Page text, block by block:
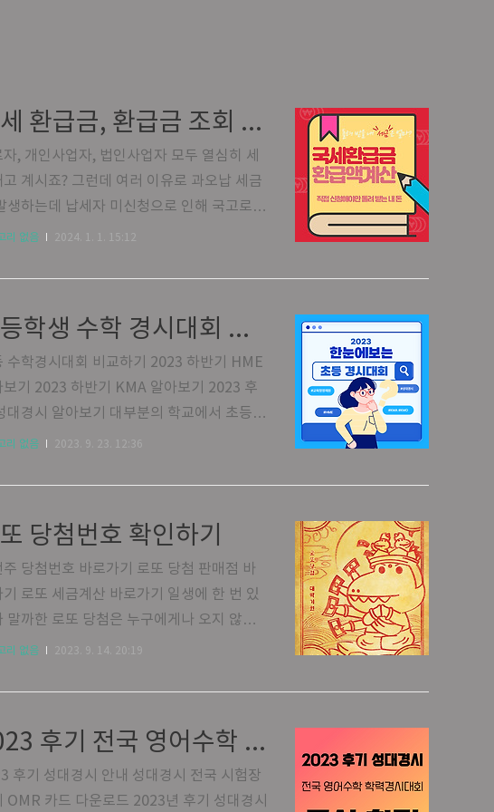
국세 환급금, 환급금 조회 총정리
자, 개인사업자, 법인사업자 모두 열심히 세
고 계시죠? 그런데 여러 이유로 과오납 세금
생하는데 납세자 미신청으로 인해 국고로
되는 세금이 매년 수천억을 넘는다고 합니
습니다. 세금을 덜 내게 되면 국가에서 끝까
도 받을 수 없을 정도로 꼭 내야만 하는데 막
당하게 받아야 할 돈이 생기면 알아서 돌려
않기 때문이죠. 아래 배너를 통해 1분이면
서 못 찾은 내 돈을 찾을 수 있습니다. 세금
금이 발생하고 5년이내에 신청해야만 돌려
하기 건강보험 환급금 조회하기 모든 환급금
리 없음 2024. 1. 1. 15:12
초등학생 수학 경시대회 총정리 : 2023 하반기
수학경시대회 비교하기 2023 하반기 HME
보기 2023 하반기 KMA 알아보기 2023 후
대경시 알아보기 대부분의 학교에서 초등학
간, 기말고사 폐지로 우리 아이들의 정확한
수학경시대회이다. 많이들 응시하는 수학경
행된다. 2023년 하반기 경시대회 일정이 확
어 시험을 앞두거나 원서를 접수하고 있으니
이 있다면 꼭 미리 알아보자.
리 없음 2023. 9. 23. 12:36
당첨번호 확인하기
주 당첨번호 바로가기 로또 당첨 판매점 바
기 로또 세금계산 바로가기 일생에 한 번 있
말까한 로또 당첨은 누구에게나 오지 않지
구에게든 올 수 있는 행운이다. 로또 당첨으
라는 행운을 기대하는 마음으로 또 당첨 된
는 것 자체를 즐기며 다음 추첨일까지 행복
간을 갖으면 좋겠다. 그리고 당첨까지 된다
배의 행복이 아닐까?
리 없음 2023. 9. 14. 20:19
2023 후기 전국 영어수학 학력경시대회 (구. 성대경시) 일정 확정
후기 성대경시 안내 성대경시 전국 시험장
OMR 카드 다운로드 2023년 후기 성대경시